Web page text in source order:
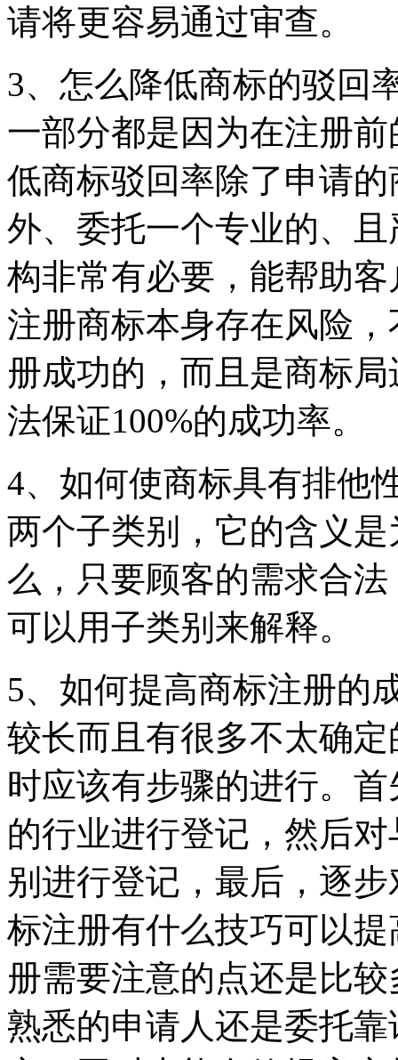
请将更容易通过审查。
3、怎么降低商标的驳回
一部分都是因为在注册
低商标驳回率除了申请
外、委托一个专业的、
构非常有必要，能帮助
注册商标本身存在风险
册成功的，而且是商标
法保证100%的成功率。
4、如何使商标具有排他
两个子类别，它的含义
么，只要顾客的需求合
可以用子类别来解释。
5、如何提高商标注册的
较长而且有很多不太确
时应该有步骤的进行。
的行业进行登记，然后
别进行登记，最后，逐
标注册有什么技巧可以
册需要注意的点还是比
熟悉的申请人还是委托